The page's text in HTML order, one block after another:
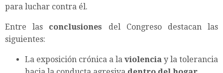
para luchar contra él.
Entre las conclusiones del Congreso destacan las
siguientes:
La exposición crónica a la violencia y la tolerancia